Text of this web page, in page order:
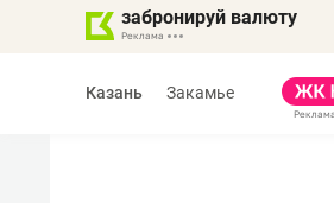
забронируй валюту
Казань Закамье